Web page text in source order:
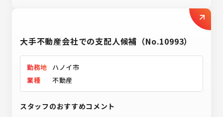
キャリアを築きたい方にとって、第一歩となる環境です。
大手不動産会社での支配人候補（No.10993）
勤務地
ハノイ市
業種
不動産
スタッフのおすすめコメント